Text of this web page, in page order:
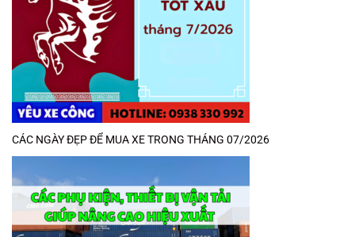
CÁC NGÀY ĐẸP ĐỂ MUA XE TRONG THÁNG 07/2026